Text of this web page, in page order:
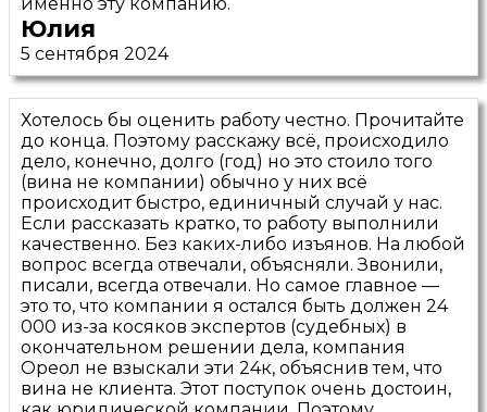
именно эту компанию.
Юлия
5 сентября 2024
Хотелось бы оценить работу честно. Прочитайте
до конца. Поэтому расскажу всё, происходило
дело, конечно, долго (год) но это стоило того
(вина не компании) обычно у них всё
происходит быстро, единичный случай у нас.
Если рассказать кратко, то работу выполнили
качественно. Без каких-либо изъянов. На любой
вопрос всегда отвечали, объясняли. Звонили,
писали, всегда отвечали. Но самое главное —
это то, что компании я остался быть должен 24
000 из-за косяков экспертов (судебных) в
окончательном решении дела, компания
Ореол не взыскали эти 24к, объяснив тем, что
вина не клиента. Этот поступок очень достоин,